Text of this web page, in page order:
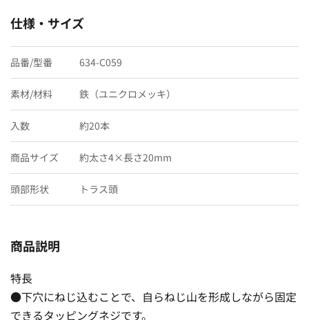
仕様・サイズ
品番/型番 634-C059
素材/材料 鉄（ユニクロメッキ）
入数 約20本
商品サイズ 約太さ4×長さ20mm
頭部形状 トラス頭
商品説明
特長
●下穴にねじ込むことで、自らねじ山を形成しながら固定
できるタッピングネジです。